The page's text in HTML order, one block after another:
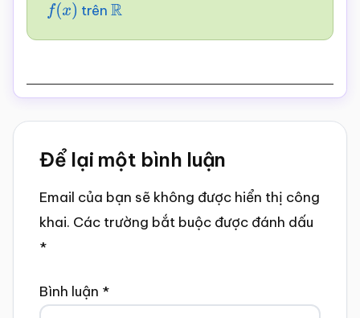
f(x) trên R
Reader
Interactions
Để lại một bình luận
Email của bạn sẽ không được hiển thị công
khai. Các trường bắt buộc được đánh dấu
*
Bình luận *